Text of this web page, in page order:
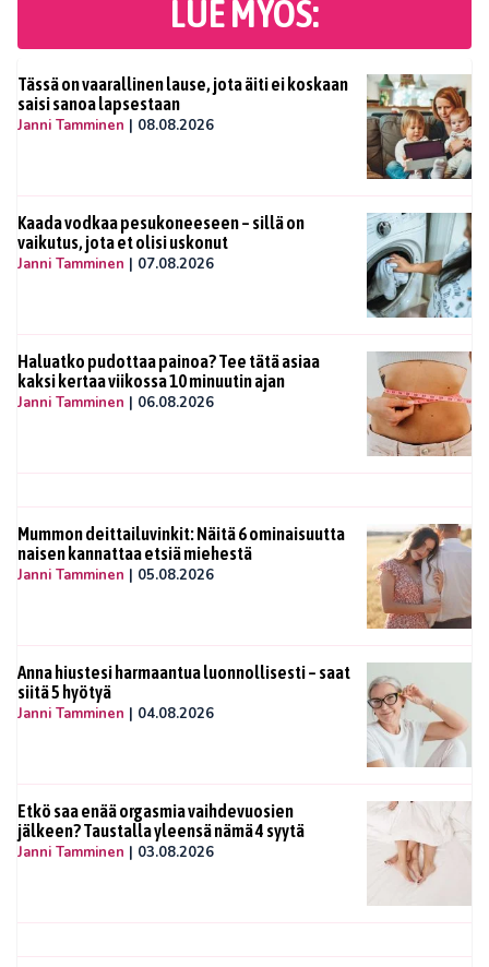
LUE MYÖS:
Tässä on vaarallinen lause, jota äiti ei koskaan
saisi sanoa lapsestaan
Janni Tamminen | 08.08.2026
Kaada vodkaa pesukoneeseen – sillä on
vaikutus, jota et olisi uskonut
Janni Tamminen | 07.08.2026
Haluatko pudottaa painoa? Tee tätä asiaa
kaksi kertaa viikossa 10 minuutin ajan
Janni Tamminen | 06.08.2026
Mummon deittailuvinkit: Näitä 6 ominaisuutta
naisen kannattaa etsiä miehestä
Janni Tamminen | 05.08.2026
Anna hiustesi harmaantua luonnollisesti – saat
siitä 5 hyötyä
Janni Tamminen | 04.08.2026
Etkö saa enää orgasmia vaihdevuosien
jälkeen? Taustalla yleensä nämä 4 syytä
Janni Tamminen | 03.08.2026